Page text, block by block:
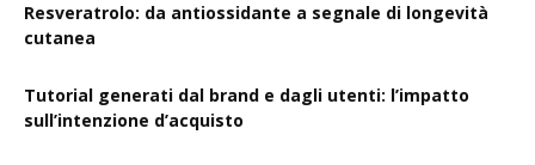
Resveratrolo: da antiossidante a segnale di longevità
cutanea
Tutorial generati dal brand e dagli utenti: l’impatto
sull’intenzione d’acquisto